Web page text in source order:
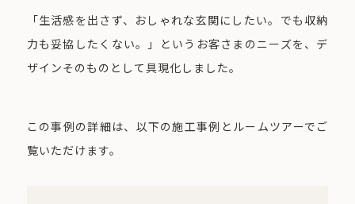
「生活感を出さず、おしゃれな玄関にしたい。でも収納
力も妥協したくない。」というお客さまのニーズを、デ
ザインそのものとして具現化しました。
この事例の詳細は、以下の施工事例とルームツアーでご
覧いただけます。